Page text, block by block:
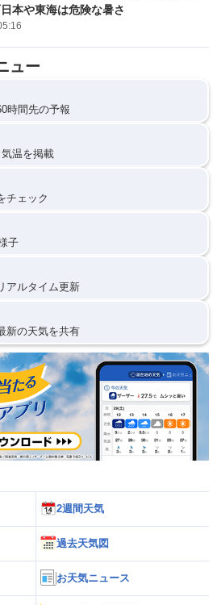
本や東海は危険な暑さ
ュー
時間先の予報
温を掲載
チェック
子
アルタイム更新
新の天気を共有
2週間天気
過去天気図
お天気ニュース